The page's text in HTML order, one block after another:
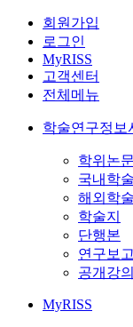
회원가입
로그인
MyRISS
고객센터
전체메뉴
학술연구정보
학위논문
국내학
해외학
학술지
단행본
연구보
공개강의
MyRISS